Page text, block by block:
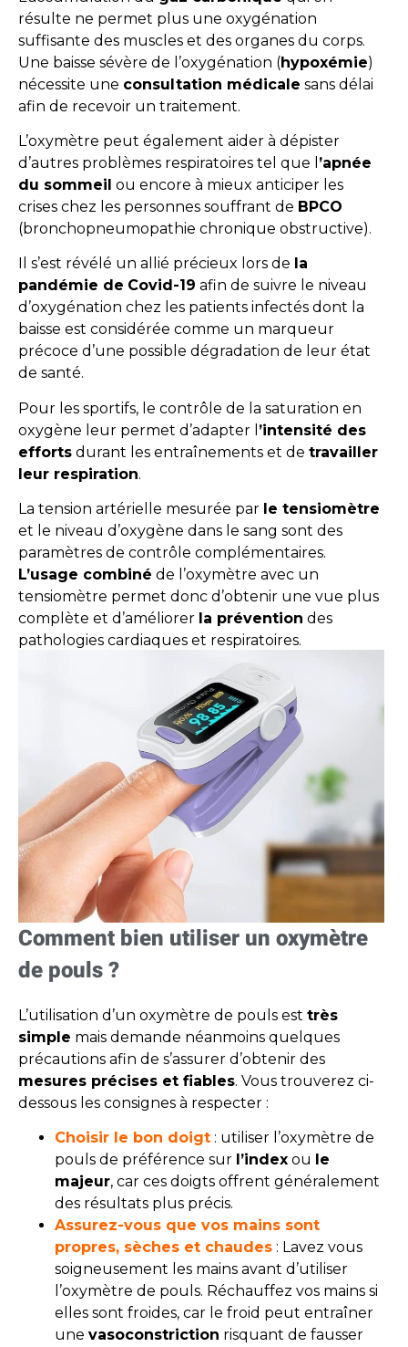
résulte ne permet plus une oxygénation
suffisante des muscles et des organes du corps.
Une baisse sévère de l’oxygénation (hypoxémie)
nécessite une consultation médicale sans délai
afin de recevoir un traitement.
L’oxymètre peut également aider à dépister
d’autres problèmes respiratoires tel que l ’apnée
du sommeil ou encore à mieux anticiper les
crises chez les personnes souffrant de BPCO
(bronchopneumopathie chronique obstructive).
Il s’est révélé un allié précieux lors de la
pandémie de Covid-19 afin de suivre le niveau
d’oxygénation chez les patients infectés dont la
baisse est considérée comme un marqueur
précoce d’une possible dégradation de leur état
de santé.
Pour les sportifs, le contrôle de la saturation en
oxygène leur permet d’adapter l ’intensité des
efforts durant les entraînements et de travailler
leur respiration.
La tension artérielle mesurée par le tensiomètre
et le niveau d’oxygène dans le sang sont des
paramètres de contrôle complémentaires.
L’usage combiné de l’oxymètre avec un
tensiomètre permet donc d’obtenir une vue plus
complète et d’améliorer la prévention des
pathologies cardiaques et respiratoires.
Comment bien utiliser un oxymètre
de pouls ?
L’utilisation d’un oxymètre de pouls est très
simple mais demande néanmoins quelques
précautions afin de s’assurer d’obtenir des
mesures précises et fiables. Vous trouverez ci-
dessous les consignes à respecter :
Choisir le bon doigt : utiliser l’oxymètre de
pouls de préférence sur l’index ou
le
majeur, car ces doigts offrent généralement
des résultats plus précis.
Assurez-vous que vos mains sont
propres, sèches et chaudes : Lavez vous
soigneusement les mains avant d’utiliser
l’oxymètre de pouls. Réchauffez vos mains si
elles sont froides, car le froid peut entraîner
une vasoconstriction risquant de fausser